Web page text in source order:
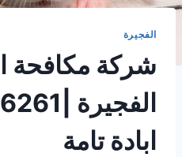
الفجيرة
شركة مكافحة
ابادة تامة